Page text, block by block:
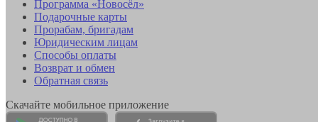
Программа «Новосёл»
Подарочные карты
Прорабам, бригадам
Юридическим лицам
Способы оплаты
Возврат и обмен
Обратная связь
Скачайте мобильное приложение